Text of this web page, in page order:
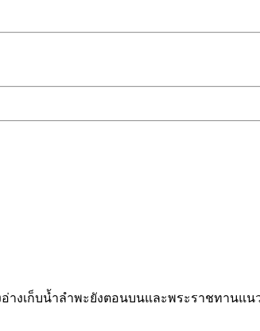
งเก็บน้ำลำพะยังตอนบนและพระราชทานแ